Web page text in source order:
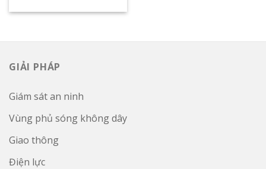
GIẢI PHÁP
Giám sát an ninh
Vùng phủ sóng không dây
Giao thông
Điện lực